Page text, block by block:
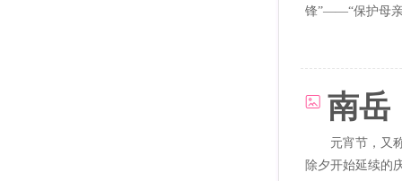
锋”——“保护母亲
南岳
元宵节，又
除夕开始延续的